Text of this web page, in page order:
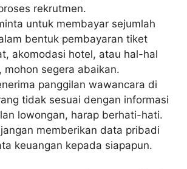
rekrutmen.
untuk membayar sejumlah
bentuk pembayaran tiket
akomodasi hotel, atau hal-hal
mohon segera abaikan.
panggilan wawancara di
tidak sesuai dengan informasi
lowongan, harap berhati-hati.
memberikan data pribadi
keuangan kepada siapapun.